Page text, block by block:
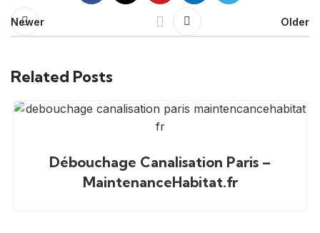
Newer Older
Related Posts
Débouchage Canalisation Paris –
MaintenanceHabitat.fr